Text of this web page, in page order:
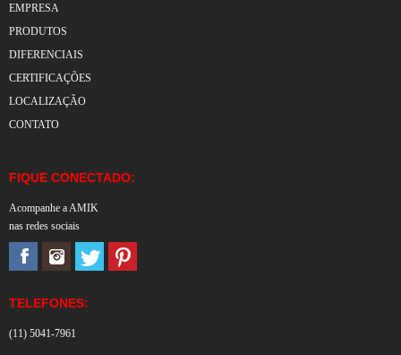
EMPRESA
PRODUTOS
DIFERENCIAIS
CERTIFICAÇÕES
LOCALIZAÇÃO
CONTATO
FIQUE CONECTADO:
Acompanhe a AMIK
nas redes sociais
TELEFONES:
(11) 5041-7961